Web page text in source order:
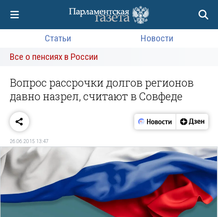
Статьи
Новости
Все о пенсиях в России
Вопрос рассрочки долгов регионов
давно назрел, считают в Совфеде
26.06.2015 13:47